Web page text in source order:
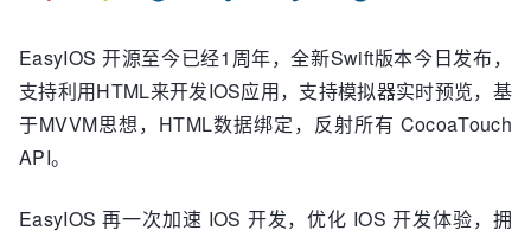
EasyIOS 开源至今已经1周年，全新Swift版本今日发布，
支持利用HTML来开发IOS应用，支持模拟器实时预览，基
于MVVM思想，HTML数据绑定，反射所有 CocoaTouch
API。
EasyIOS 再一次加速 IOS 开发，优化 IOS 开发体验，拥